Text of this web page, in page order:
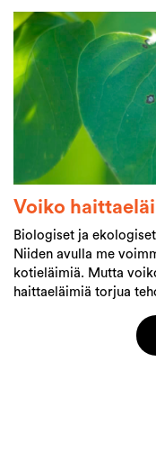
Voiko
Biologiset ja
Niiden avulla me
kotieläimiä. Mutta
haittaeläimiä torjua